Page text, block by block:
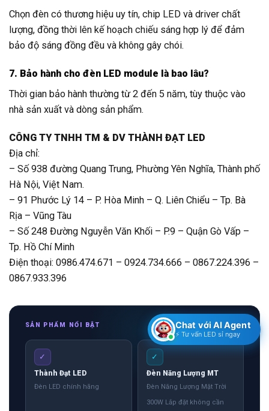
Chọn đèn có thương hiệu uy tín, chip LED và driver chất
lượng, đồng thời lên kế hoạch chiếu sáng hợp lý để đảm
bảo độ sáng đồng đều và không gây chói.
7. Bảo hành cho đèn LED module là bao lâu?
Thời gian bảo hành thường từ 2 đến 5 năm, tùy thuộc vào
nhà sản xuất và dòng sản phẩm.
CÔNG TY TNHH TM & DV THÀNH ĐẠT LED
Địa chỉ:
– Số 938 đường Quang Trung, Phường Yên Nghĩa, Thành phố
Hà Nội, Việt Nam.
– 91 Phước Lý 14 – P. Hòa Minh – Q. Liên Chiểu – Tp. Bà
Rịa – Vũng Tàu
– Số 248 Đường Nguyễn Văn Khối – P.9 – Quận Gò Vấp –
Tp. Hồ Chí Minh
Điện thoại: 0986.474.671 – 0924.734.666 – 0867.224.396 –
0867.933.396
SẢN PHẨM NỔI BẬT
✓
Thành Đạt LED
Đèn LED chính hãng
✓
Đèn Năng Lượng MT
Đèn Năng Lượng Mặt Trời
300W Lắp đặt không cần
Chat với AI Agent
⚡ Tư vấn LED sỉ ngay